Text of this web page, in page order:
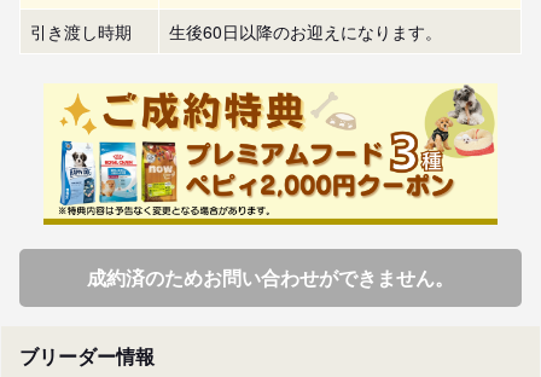
引き渡し時期
生後60日以降のお迎えになります。
成約済のためお問い合わせができません。
ブリーダー情報